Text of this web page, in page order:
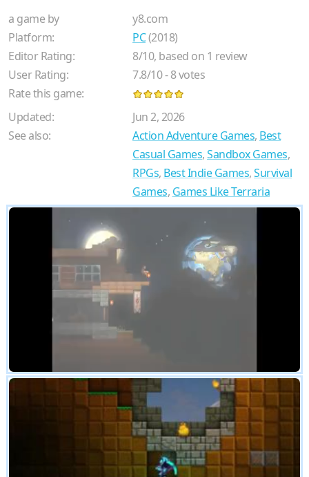
a game by
y8.com
Platform:
PC(2018)
Editor Rating:
8/10, based on 1 review
User Rating:
7.8/10-8votes
Rate this game:
Updated:
Jun 2, 2026
See also:
Action Adventure Games, Best
Casual Games,Sandbox Games,
RPGs, Best Indie Games,Survival
Games, Games Like Terraria